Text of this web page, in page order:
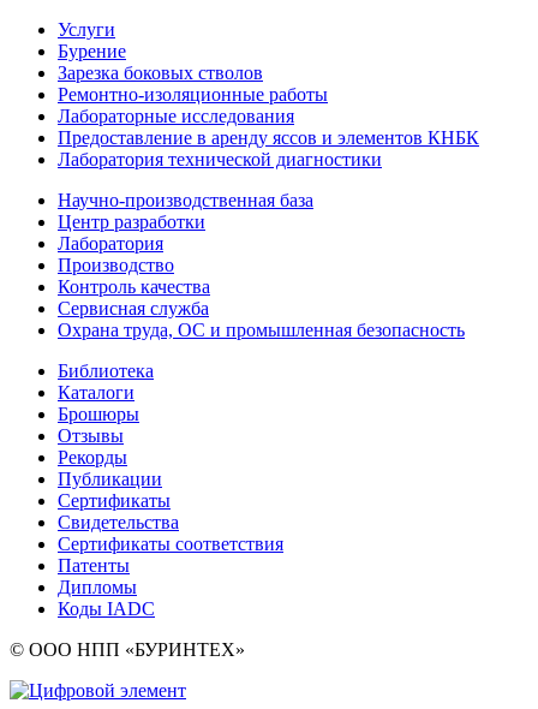
Услуги
Бурение
Зарезка боковых стволов
Ремонтно-изоляционные работы
Лабораторные исследования
Предоставление в аренду яссов и элементов КНБК
Лаборатория технической диагностики
Научно-производственная база
Центр разработки
Лаборатория
Производство
Контроль качества
Сервисная служба
Охрана труда, ОС и промышленная безопасность
Библиотека
Каталоги
Брошюры
Отзывы
Рекорды
Публикации
Сертификаты
Свидетельства
Сертификаты соответствия
Патенты
Дипломы
Коды IADC
© ООО НПП «БУРИНТЕХ»